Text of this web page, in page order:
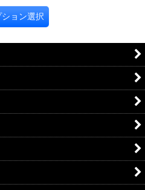
ション選択